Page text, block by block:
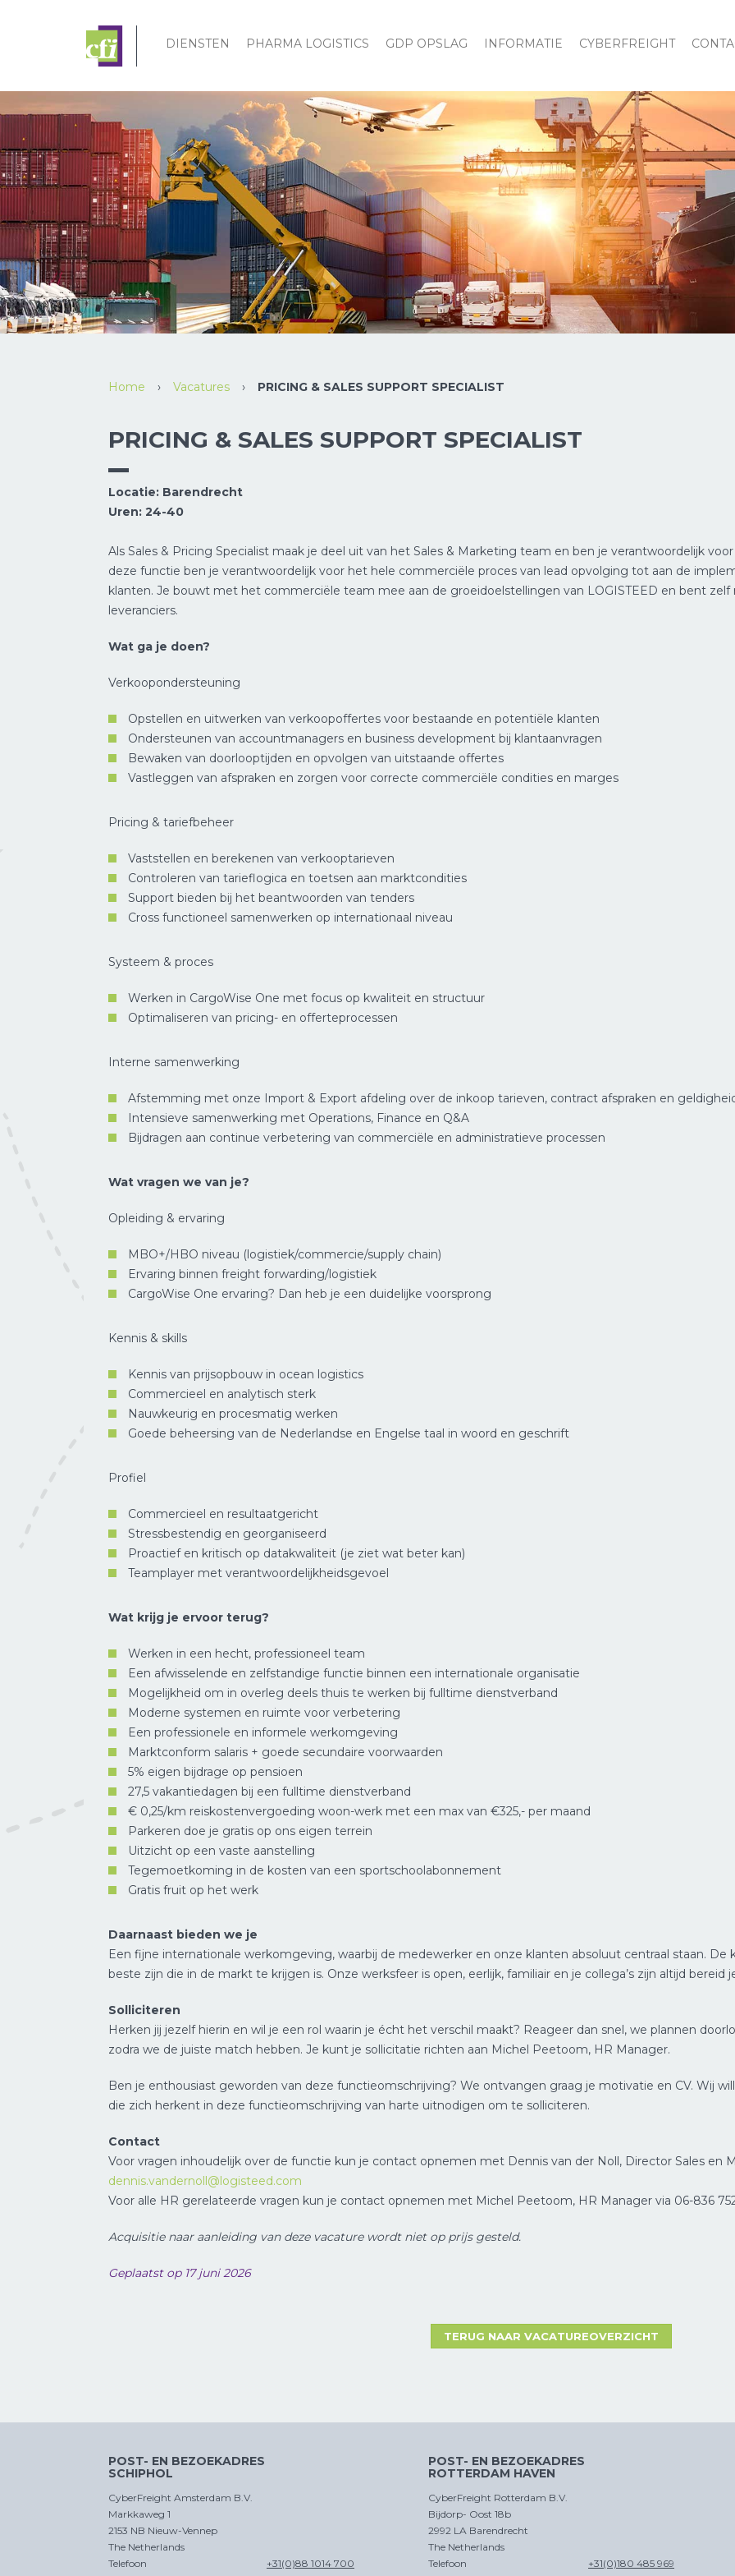
DIENSTEN PHARMA LOGISTICS GDP OPSLAG INFORMATIE CYBERFREIGHT
Home › Vacatures › PRICING & SALES SUPPORT SPECIALIST
PRICING & SALES SUPPORT SPECIALIST
Locatie: Barendrecht
Uren: 24-40
Als Sales & Pricing Specialist maak je deel uit van het Sales & Marketing team en ben je verantwoordelijk
deze functie ben je verantwoordelijk voor het hele commerciële proces van lead opvolging tot aan de
klanten. Je bouwt met het commerciële team mee aan de groeidoelstellingen van LOGISTEED en bent
leveranciers.
Wat ga je doen?
Verkoopondersteuning
Opstellen en uitwerken van verkoopoffertes voor bestaande en potentiële klanten
Ondersteunen van accountmanagers en business development bij klantaanvragen
Bewaken van doorlooptijden en opvolgen van uitstaande offertes
Vastleggen van afspraken en zorgen voor correcte commerciële condities en marges
Pricing & tariefbeheer
Vaststellen en berekenen van verkooptarieven
Controleren van tarieflogica en toetsen aan marktcondities
Support bieden bij het beantwoorden van tenders
Cross functioneel samenwerken op internationaal niveau
Systeem & proces
Werken in CargoWise One met focus op kwaliteit en structuur
Optimaliseren van pricing- en offerteprocessen
Interne samenwerking
Afstemming met onze Import & Export afdeling over de inkoop tarieven, contract afspraken en
Intensieve samenwerking met Operations, Finance en Q&A
Bijdragen aan continue verbetering van commerciële en administratieve processen
Wat vragen we van je?
Opleiding & ervaring
MBO+/HBO niveau (logistiek/commercie/supply chain)
Ervaring binnen freight forwarding/logistiek
CargoWise One ervaring? Dan heb je een duidelijke voorsprong
Kennis & skills
Kennis van prijsopbouw in ocean logistics
Commercieel en analytisch sterk
Nauwkeurig en procesmatig werken
Goede beheersing van de Nederlandse en Engelse taal in woord en geschrift
Profiel
Commercieel en resultaatgericht
Stressbestendig en georganiseerd
Proactief en kritisch op datakwaliteit (je ziet wat beter kan)
Teamplayer met verantwoordelijkheidsgevoel
Wat krijg je ervoor terug?
Werken in een hecht, professioneel team
Een afwisselende en zelfstandige functie binnen een internationale organisatie
Mogelijkheid om in overleg deels thuis te werken bij fulltime dienstverband
Moderne systemen en ruimte voor verbetering
Een professionele en informele werkomgeving
Marktconform salaris + goede secundaire voorwaarden
5% eigen bijdrage op pensioen
27,5 vakantiedagen bij een fulltime dienstverband
€ 0,25/km reiskostenvergoeding woon-werk met een max van €325,- per maand
Parkeren doe je gratis op ons eigen terrein
Uitzicht op een vaste aanstelling
Tegemoetkoming in de kosten van een sportschoolabonnement
Gratis fruit op het werk
Daarnaast bieden we je
Een fijne internationale werkomgeving, waarbij de medewerker en onze klanten absoluut centraal staan.
beste zijn die in de markt te krijgen is. Onze werksfeer is open, eerlijk, familiair en je collega’s zijn altijd bereid
Solliciteren
Herken jij jezelf hierin en wil je een rol waarin je écht het verschil maakt? Reageer dan snel, we plannen
zodra we de juiste match hebben. Je kunt je sollicitatie richten aan Michel Peetoom, HR Manager.
Ben je enthousiast geworden van deze functieomschrijving? We ontvangen graag je motivatie en CV. Wij
die zich herkent in deze functieomschrijving van harte uitnodigen om te solliciteren.
Contact
Voor vragen inhoudelijk over de functie kun je contact opnemen met Dennis van der Noll, Director Sales en
dennis.vandernoll@logisteed.com
Voor alle HR gerelateerde vragen kun je contact opnemen met Michel Peetoom, HR Manager via 06-836
Acquisitie naar aanleiding van deze vacature wordt niet op prijs gesteld.
Geplaatst op 17 juni 2026
TERUG NAAR VACATUREOVERZICHT
POST- EN BEZOEKADRES
SCHIPHOL
CyberFreight Amsterdam B.V.
Markkaweg 1
2153 NB Nieuw-Vennep
The Netherlands
Telefoon
+31(0)88 1014 700
POST- EN BEZOEKADRES
ROTTERDAM HAVEN
CyberFreight Rotterdam B.V.
Bijdorp- Oost 18b
2992 LA Barendrecht
The Netherlands
Telefoon
+31(0)180 485 969